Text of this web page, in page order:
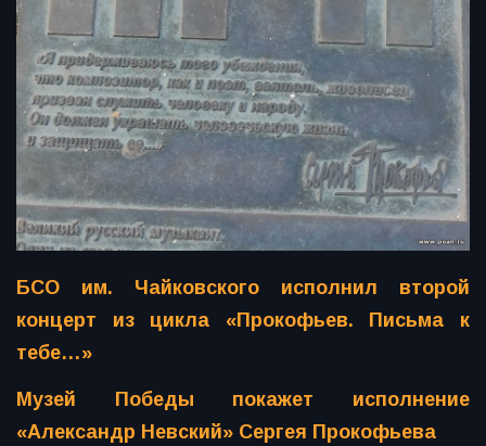
БСО им. Чайковского исполнил второй
концерт из цикла «Прокофьев. Письма к
тебе…»
Музей Победы покажет исполнение
«Александр Невский» Сергея Прокофьева